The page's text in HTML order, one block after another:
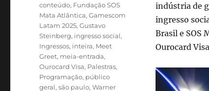
indústria de
ingresso
Brasil e SOS
Ourocard
conteúdo, Fundação SOS
Mata Atlântica,Gamescom
Latam 2025,Gustavo
Steinberg, ingresso social,
Ingressos, inteira, Meet
Greet, meia-entrada,
Ourocard Visa, Palestras,
Programação, público
geral,são paulo,Warner